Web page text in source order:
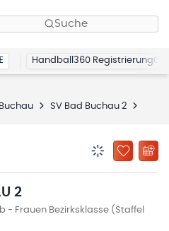
Suche
Handball360 Registrierung
SV Bad Buchau 2
ZU
2
Frauen Bezirksklasse (Staffel